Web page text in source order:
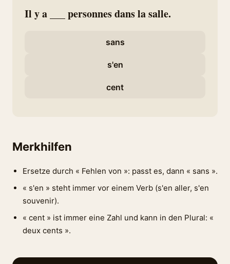
Il y a ___ personnes dans la salle.
sans
s'en
cent
Merkhilfen
Ersetze durch « Fehlen von »: passt es, dann « sans ».
« s'en » steht immer vor einem Verb (s'en aller, s'en
souvenir).
« cent » ist immer eine Zahl und kann in den Plural: «
deux cents ».